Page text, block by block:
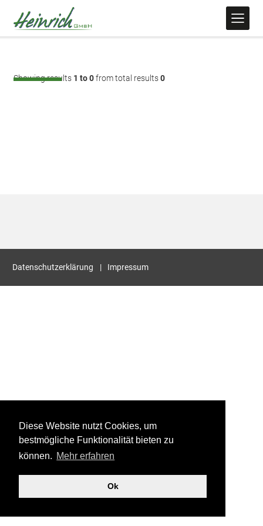
Diese Website nutzt Cookies, um
bestmögliche Funktionalität bieten zu
können. Mehr erfahren
Ok
Showing results 1 to 0from total results0
Datenschutzerklärung Impressum